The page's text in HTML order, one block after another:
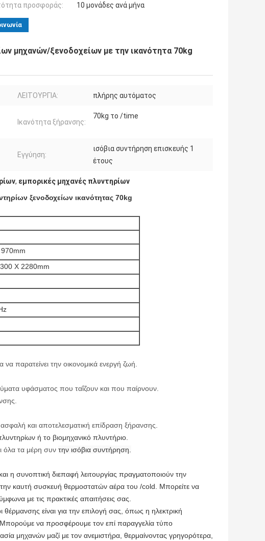
προσφοράς:
10 μονάδες ανά μήνα
μηχανών/ξενοδοχείων με την ικανότητα 70kg
ΛΕΙΤΟΥΡΓΙΑ: πλήρης αυτόματος
Ικανότητα ξήρανσης:
70kg το /time
Εγγύηση:
ισόβια συντήρηση επισκευής 1
έτους
, εμπορικές μηχανές πλυντηρίων
ξενοδοχείων ικανότητας 70kg
X 2280mm
παρατείνει την οικονομικά ενεργή ζωή.
υφάσματος που ταΐζουν και που παίρνουν.
και αποτελεσματική επίδραση ξήρανσης.
ή το βιομηχανικό πλυντήριο.
όλα τα μέρη συν την ισόβια συντήρηση.
η συνοπτική διεπαφή λειτουργίας πραγματοποιούν την
την καυτή συσκευή θερμοστατών αέρα του /cold. Μπορείτε να
με τις πρακτικές απαιτήσεις σας.
είναι για την επιλογή σας, όπως η ηλεκτρική
να προσφέρουμε τον επί παραγγελία τύπο
μηχανών μαζί με τον ανεμιστήρα, θερμαίνοντας γρηγορότερα,